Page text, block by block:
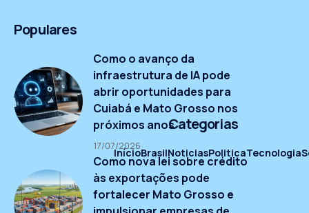
Populares
Como o avanço da
infraestrutura de IA pode
abrir oportunidades para
Cuiabá e Mato Grosso nos
próximos anos
17/07/2026
Como nova lei sobre crédito
às exportações pode
fortalecer Mato Grosso e
Categorias
InícioBrasilNoticiasPoliticaTecnologia